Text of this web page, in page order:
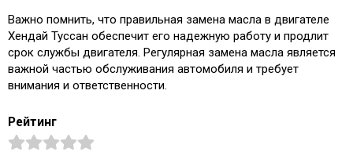
Важно помнить, что правильная замена масла в двигателе
Хендай Туссан обеспечит его надежную работу и продлит
срок службы двигателя. Регулярная замена масла является
важной частью обслуживания автомобиля и требует
внимания и ответственности.
Рейтинг